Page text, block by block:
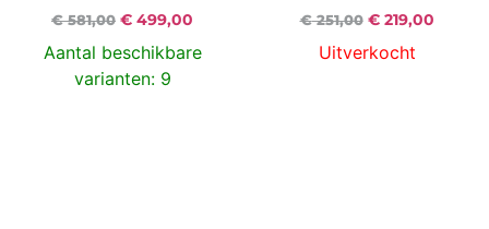
€581,00 € 499,00
Aantal beschikbare
varianten: 9
€251,00 €219,00
Uitverkocht